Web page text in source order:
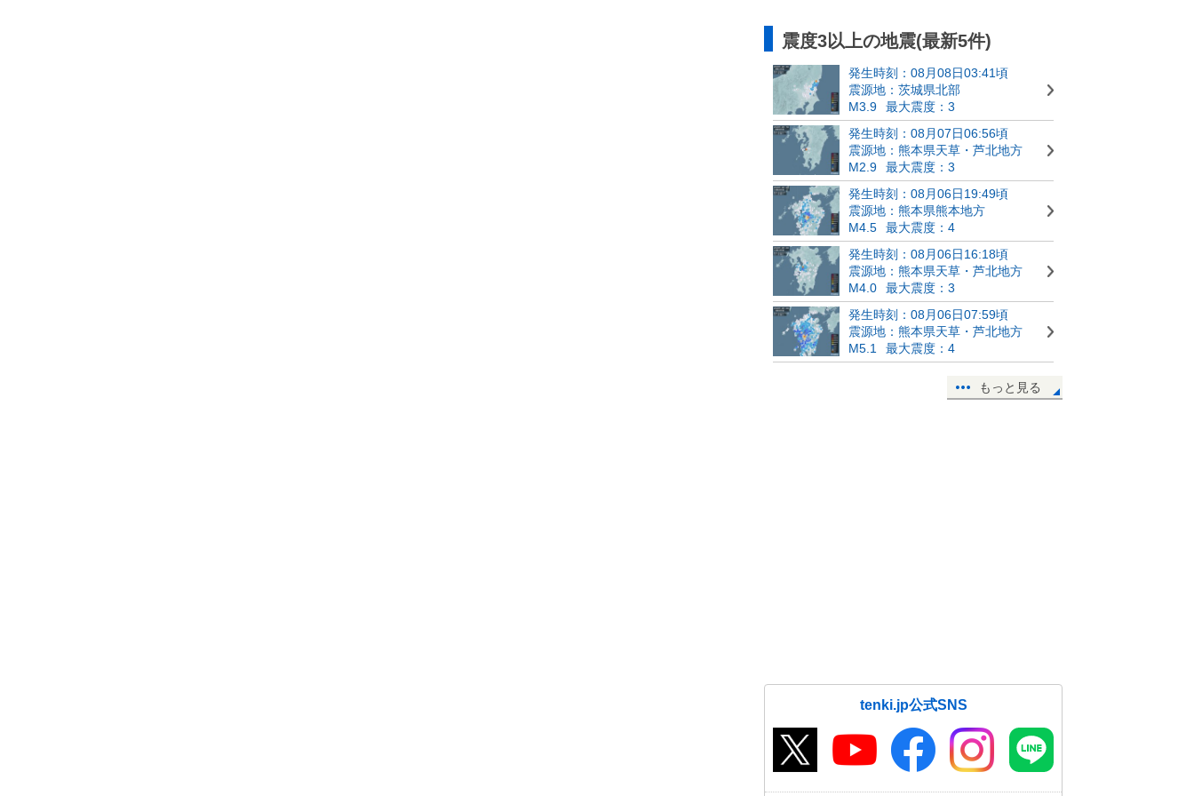
震度3以上の地震(最新5件)
発生時刻：08月08日03:41頃
震源地：茨城県北部
M3.9
最大震度：3
発生時刻：08月07日06:56頃
震源地：熊本県天草・芦北地方
M2.9
最大震度：3
発生時刻：08月06日19:49頃
震源地：熊本県熊本地方
M4.5
最大震度：4
発生時刻：08月06日16:18頃
震源地：熊本県天草・芦北地方
M4.0
最大震度：3
発生時刻：08月06日07:59頃
震源地：熊本県天草・芦北地方
M5.1
最大震度：4
もっと見る
tenki.jp公式SNS